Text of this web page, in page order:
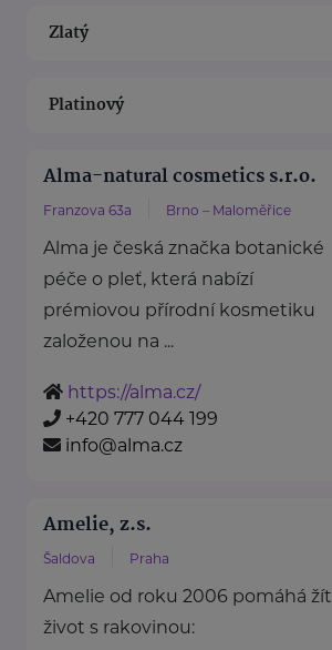
Zlatý
Platinový
Alma-natural cosmetics s.r.o.
Franzova 63a Brno – Maloměřice
Alma je česká značka botanické
péče o pleť, která nabízí
prémiovou přírodní kosmetiku
založenou na ...
https://alma.cz/
+420 777 044 199
info@alma.cz
Amelie, z.s.
Šaldova Praha
Amelie od roku 2006 pomáhá žít
život s rakovinou: